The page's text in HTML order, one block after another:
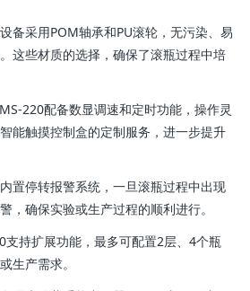
备采用POM轴承和PU滚轮，无污染、易
这些材质的选择，确保了滚瓶过程中培
220配备数显调速和定时功能，操作灵
能触摸控制盒的定制服务，进一步提升
置停转报警系统，一旦滚瓶过程中出现
，确保实验或生产过程的顺利进行。
支持扩展功能，最多可配置2层、4个瓶
生产需求。